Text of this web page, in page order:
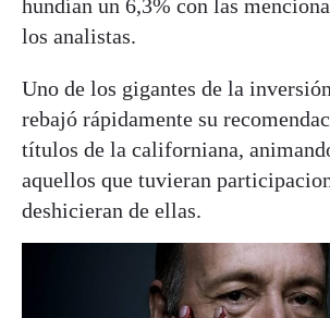
hundían un 6,3% con las
los analistas.
Uno de los gigantes de la
rebajó rápidamente su
títulos de la californiana,
aquellos que tuvieran
deshicieran de ellas.